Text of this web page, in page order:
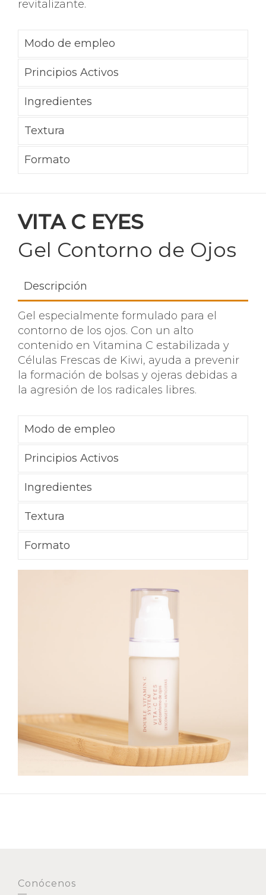
revitalizante.
Modo de empleo
Principios Activos
Ingredientes
Textura
Formato
VITA C EYES
Gel Contorno de Ojos
Descripción
Gel especialmente formulado para el
contorno de los ojos. Con un alto
contenido en Vitamina C estabilizada y
Células Frescas de Kiwi, ayuda a prevenir
la formación de bolsas y ojeras debidas a
la agresión de los radicales libres.
Modo de empleo
Principios Activos
Ingredientes
Textura
Formato
Conócenos